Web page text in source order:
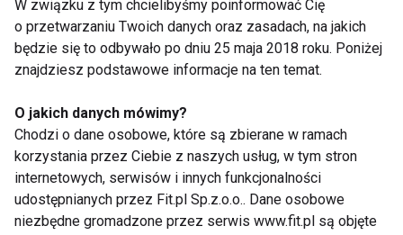
po 10 minutach zetrzyj, przemyj wodą i
wklep krem nawilżający.
www.fit.pl
W związku z tym chcielibyśmy poinformować Cię
o przetwarzaniu Twoich danych oraz zasadach, na jakich
będzie się to odbywało po dniu 25 maja 2018 roku. Poniżej
znajdziesz podstawowe informacje na ten temat.
O jakich danych mówimy?
Chodzi o dane osobowe, które są zbierane w ramach
korzystania przez Ciebie z naszych usług, w tym stron
internetowych, serwisów i innych funkcjonalności
udostępnianych przez Fit.pl Sp.z.o.o.. Dane osobowe
niezbędne gromadzone przez serwis www.fit.pl są objęte